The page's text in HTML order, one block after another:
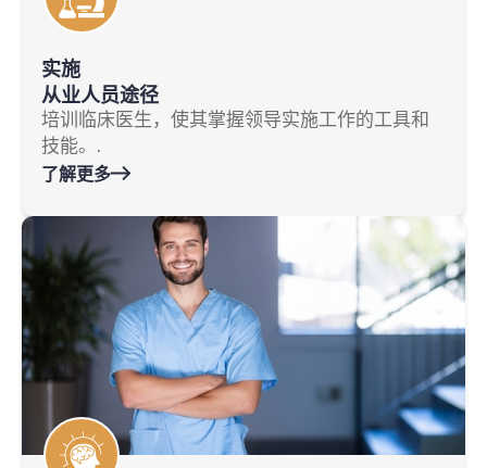
实施
从业人员途径
培训临床医生，使其掌握领导实施工作的工具和
技能。.
了解更多